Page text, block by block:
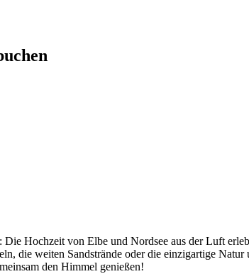
Hochzeit von Elbe und Nordsee aus der Luft
die weiten Sandstrände oder die einzigartige
den Himmel genießen!